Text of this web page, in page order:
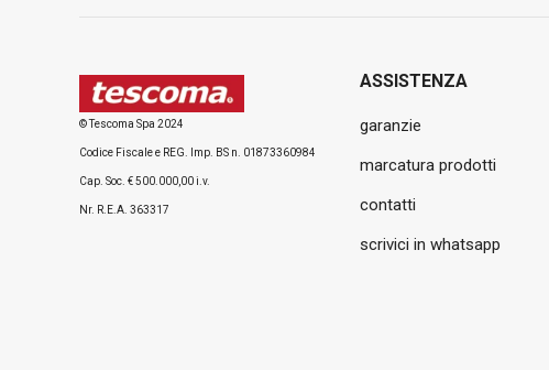
© Tescoma Spa 2024
Codice Fiscale e REG. Imp. BS n. 01873360984
Cap. Soc. € 500.000,00 i.v.
Nr. R.E.A. 363317
ASSISTENZA
garanzie
marcatura prodotti
contatti
scrivici in whatsapp